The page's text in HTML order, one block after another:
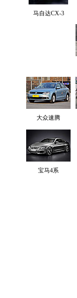
马自达CX-3
大众速腾
宝马4系